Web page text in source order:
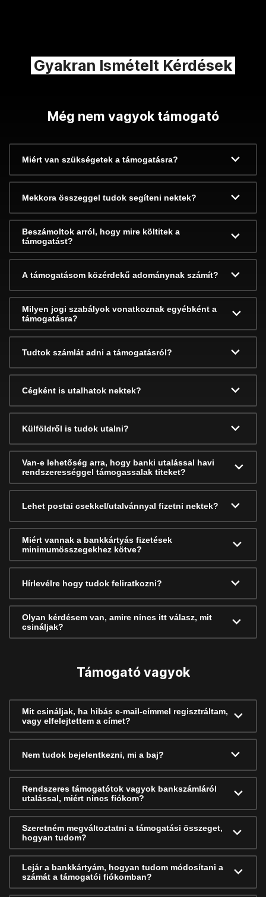
Gyakran Ismételt Kérdések
Még nem vagyok támogató
Miért van szükségetek a támogatásra?
Mekkora összeggel tudok segíteni nektek?
Beszámoltok arról, hogy mire költitek a
támogatást?
A támogatásom közérdekű adománynak számít?
Milyen jogi szabályok vonatkoznak egyébként a
támogatásra?
Tudtok számlát adni a támogatásról?
Cégként is utalhatok nektek?
Külföldről is tudok utalni?
Van-e lehetőség arra, hogy banki utalással havi
rendszerességgel támogassalak titeket?
Lehet postai csekkel/utalvánnyal fizetni nektek?
Miért vannak a bankkártyás fizetések
minimumösszegekhez kötve?
Hírlevélre hogy tudok feliratkozni?
Olyan kérdésem van, amire nincs itt válasz, mit
csináljak?
Támogató vagyok
Mit csináljak, ha hibás e-mail-címmel regisztráltam,
vagy elfelejtettem a címet?
Nem tudok bejelentkezni, mi a baj?
Rendszeres támogatótok vagyok bankszámláról
utalással, miért nincs fiókom?
Szeretném megváltoztatni a támogatási összeget,
hogyan tudom?
Lejár a bankkártyám, hogyan tudom módosítani a
számát a támogatói fiókomban?